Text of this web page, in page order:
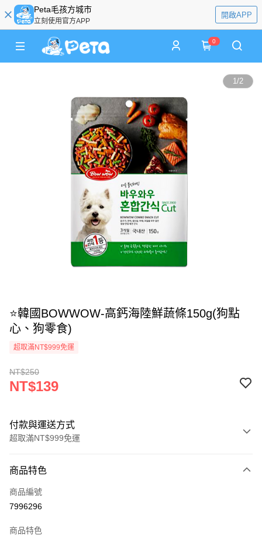
Peta毛孩方城市
立刻使用官方APP
開啟APP
0
1/2
⭐韓國BOWWOW-高鈣海陸鮮蔬條150g(狗點
心、狗零食)
超取滿NT$999免運
NT$250
NT$139
付款與運送方式
超取滿NT$999免運
信用卡一次付款
信用卡分期付款
商品特色
商品編號
7996296
商品特色